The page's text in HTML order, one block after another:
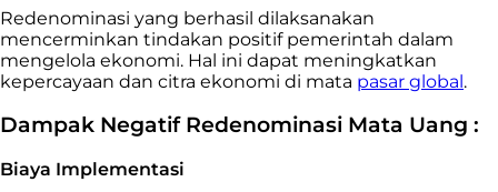
Redenominasi yang berhasil dilaksanakan
mencerminkan tindakan positif pemerintah dalam
mengelola ekonomi. Hal ini dapat meningkatkan
kepercayaan dan citra ekonomi di mata pasar global.
Dampak Negatif Redenominasi Mata Uang :
Biaya Implementasi